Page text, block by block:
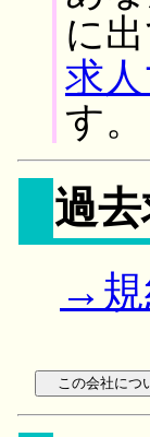
に
求
す。
過
→規